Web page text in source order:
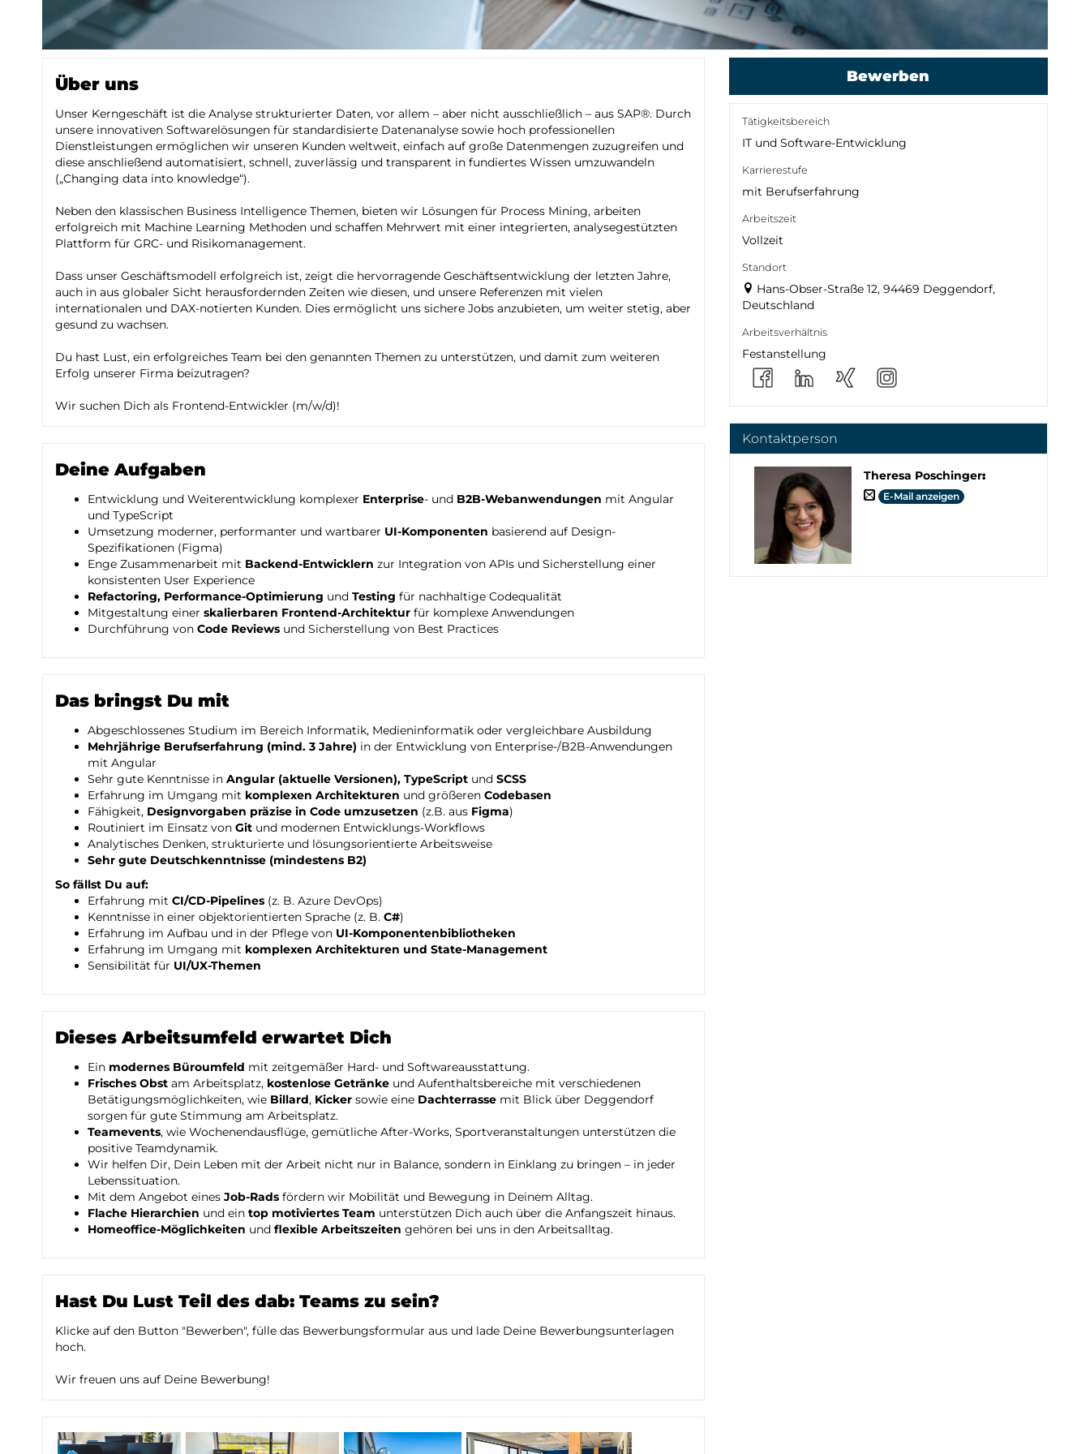
Über uns
Unser Kerngeschäft ist die Analyse strukturierter Daten, vor allem – aber nicht ausschließlich – aus SAP®. Durch
unsere innovativen Softwarelösungen für standardisierte Datenanalyse sowie hoch professionellen
Dienstleistungen ermöglichen wir unseren Kunden weltweit, einfach auf große Datenmengen zuzugreifen und
diese anschließend automatisiert, schnell, zuverlässig und transparent in fundiertes Wissen umzuwandeln
(„Changing data into knowledge“).
Neben den klassischen Business Intelligence Themen, bieten wir Lösungen für Process Mining, arbeiten
erfolgreich mit Machine Learning Methoden und schaffen Mehrwert mit einer integrierten, analysegestützten
Plattform für GRC- und Risikomanagement.
Dass unser Geschäftsmodell erfolgreich ist, zeigt die hervorragende Geschäftsentwicklung der letzten Jahre,
auch in aus globaler Sicht herausfordernden Zeiten wie diesen, und unsere Referenzen mit vielen
internationalen und DAX-notierten Kunden. Dies ermöglicht uns sichere Jobs anzubieten, um weiter stetig, aber
gesund zu wachsen.
Du hast Lust, ein erfolgreiches Team bei den genannten Themen zu unterstützen, und damit zum weiteren
Erfolg unserer Firma beizutragen?
Wir suchen Dich als Frontend-Entwickler (m/w/d)!
Deine Aufgaben
Entwicklung und Weiterentwicklung komplexer Enterprise- und B2B-Webanwendungen mit Angular
und TypeScript
Umsetzung moderner, performanter und wartbarer UI-Komponenten basierend auf Design-
Spezifikationen (Figma)
Enge Zusammenarbeit mit Backend-Entwicklern zur Integration von APIs und Sicherstellung einer
konsistenten User Experience
Refactoring, Performance-Optimierung und Testing für nachhaltige Codequalität
Mitgestaltung einer skalierbaren Frontend-Architektur für komplexe Anwendungen
Durchführung von Code Reviews und Sicherstellung von Best Practices
Das bringst Du mit
Abgeschlossenes Studium im Bereich Informatik, Medieninformatik oder vergleichbare Ausbildung
Mehrjährige Berufserfahrung (mind. 3 Jahre) in der Entwicklung von Enterprise-/B2B-Anwendungen
mit Angular
Sehr gute Kenntnisse in Angular (aktuelle Versionen), TypeScript und SCSS
Erfahrung im Umgang mit komplexen Architekturen und größeren Codebasen
Fähigkeit, Designvorgaben präzise in Code umzusetzen (z.B. aus Figma)
Routiniert im Einsatz von Git und modernen Entwicklungs-Workflows
Analytisches Denken, strukturierte und lösungsorientierte Arbeitsweise
Sehr gute Deutschkenntnisse (mindestens B2)
So fällst Du auf:
Erfahrung mit CI/CD-Pipelines (z. B. Azure DevOps)
Kenntnisse in einer objektorientierten Sprache (z. B. C#)
Erfahrung im Aufbau und in der Pflege von UI-Komponentenbibliotheken
Erfahrung im Umgang mit komplexen Architekturen und State-Management
Sensibilität für UI/UX-Themen
Dieses Arbeitsumfeld erwartet Dich
Ein modernes Büroumfeld mit zeitgemäßer Hard- und Softwareausstattung.
Frisches Obst am Arbeitsplatz, kostenlose Getränke und Aufenthaltsbereiche mit verschiedenen
Betätigungsmöglichkeiten, wie Billard, Kicker sowie eine Dachterrasse mit Blick über Deggendorf
sorgen für gute Stimmung am Arbeitsplatz.
Teamevents, wie Wochenendausflüge, gemütliche After-Works, Sportveranstaltungen unterstützen die
positive Teamdynamik.
Wir helfen Dir, Dein Leben mit der Arbeit nicht nur in Balance, sondern in Einklang zu bringen – in jeder
Lebenssituation.
Mit dem Angebot eines Job-Rads fördern wir Mobilität und Bewegung in Deinem Alltag.
Flache Hierarchien und ein top motiviertes Team unterstützen Dich auch über die Anfangszeit hinaus.
Homeoffice-Möglichkeiten und flexible Arbeitszeiten gehören bei uns in den Arbeitsalltag.
Hast Du Lust Teil des dab: Teams zu sein?
Klicke auf den Button "Bewerben", fülle das Bewerbungsformular aus und lade Deine Bewerbungsunterlagen
hoch.
Wir freuen uns auf Deine Bewerbung!
Bewerben
Tätigkeitsbereich
IT und Software-Entwicklung
Karrierestufe
mit Berufserfahrung
Arbeitszeit
Vollzeit
Standort
Hans-Obser-Straße 12, 94469 Deggendorf,
Deutschland
Arbeitsverhältnis
Festanstellung
Kontaktperson
Theresa Poschinger:
E-Mail anzeigen